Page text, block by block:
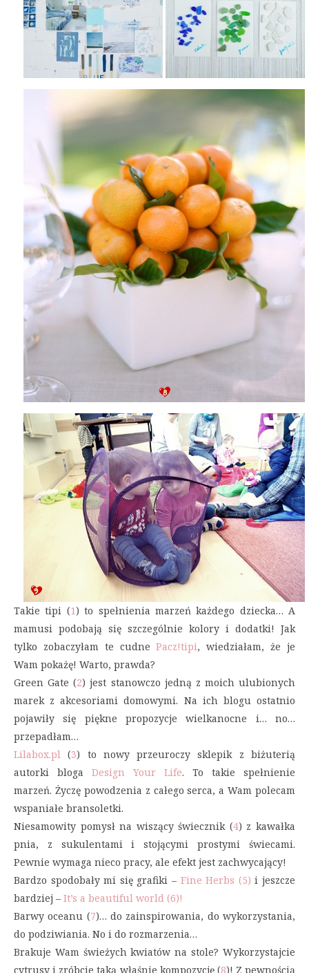
Takie tipi (1) to spełnienia marzeń każdego dziecka… A
mamusi podobają się szczególnie kolory i dodatki! Jak
tylko zobaczyłam te cudnePacz!tipi, wiedziałam, że je
Wam pokażę! Warto, prawda?
Green Gate (2) jest stanowczo jedną z moich ulubionych
marek z akcesoriami domowymi. Na ich blogu ostatnio
pojawiły się piękne propozycje wielkanocne i… no…
przepadłam…
Lilabox.pl(3) to nowy przeuroczy sklepik z biżuterią
autorki bloga Design Your Life. To takie spełnienie
marzeń. Życzę powodzenia z całego serca, a Wam polecam
wspaniałe bransoletki.
Niesamowity pomysł na wiszący świecznik (4) z kawałka
pnia, z sukulentami i stojącymi prostymi świecami.
Pewnie wymaga nieco pracy, ale efekt jest zachwycający!
Bardzo spodobały mi się grafiki – Fine Herbs (5) i jeszcze
bardziej – It’s a beautiful world (6)!
Barwy oceanu (7)… do zainspirowania, do wykorzystania,
do podziwiania. No i do rozmarzenia…
Brakuje Wam świeżych kwiatów na stole? Wykorzystajcie
cytrusy i zróbcie taką właśnie kompozycję (8)! Z pewnością